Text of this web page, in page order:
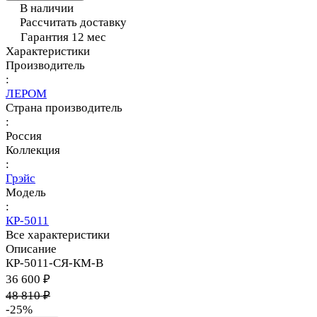
В наличии
Рассчитать доставку
Гарантия 12 мес
Характеристики
Производитель
:
ЛЕРОМ
Страна производитель
:
Россия
Коллекция
:
Грэйс
Модель
:
КР-5011
Все характеристики
Описание
КР-5011-СЯ-КМ-В
36 600 ₽
48 810 ₽
-25%